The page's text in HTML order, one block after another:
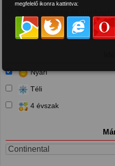
Targonca
Nyári
Téli
4 évszak
Continental
megfelelő ikonra kattintva: